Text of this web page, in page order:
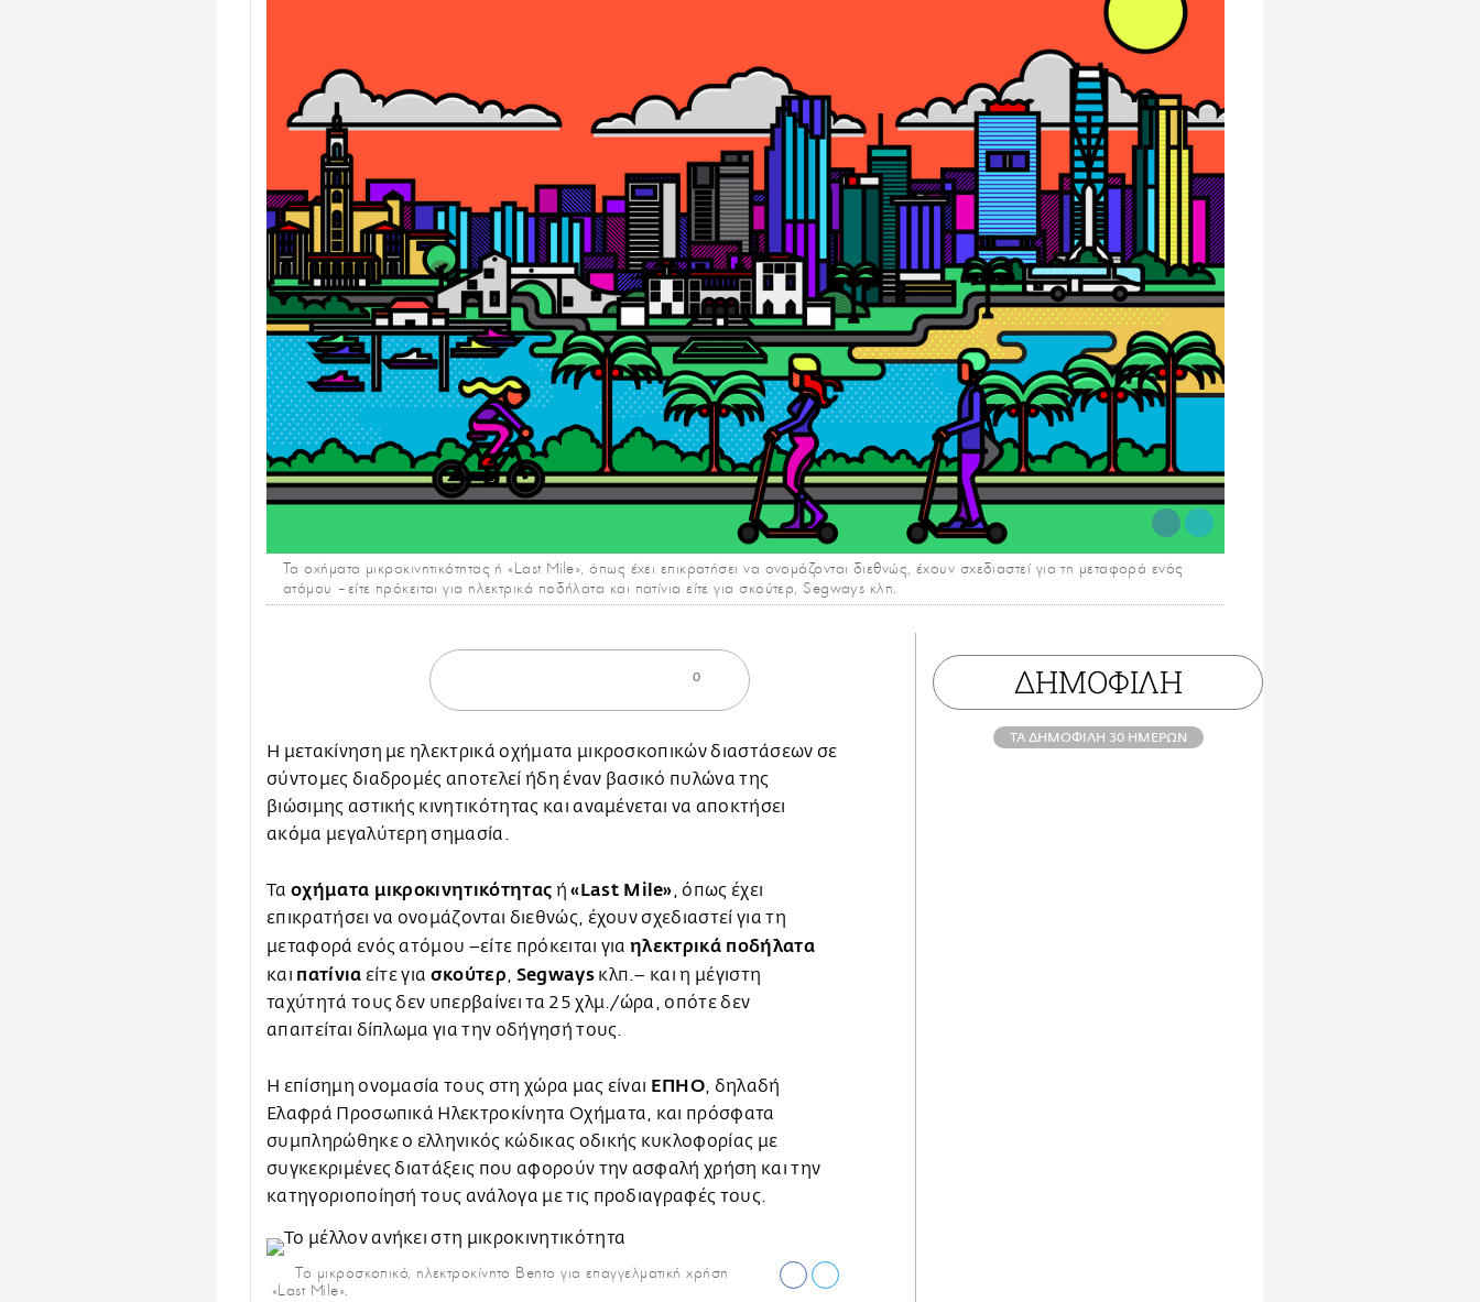
Τα οχήματα μικροκινητικότητας ή «Last Mile», όπως έχει επικρατήσει να ονομάζονται διεθνώς, έχουν σχεδιαστεί για τη μεταφορά ενός
ατόμου –είτε πρόκειται για ηλεκτρικά ποδήλατα και πατίνια είτε για σκούτερ, Segways κλπ.
0
Η μετακίνηση με ηλεκτρικά οχήματα μικροσκοπικών διαστάσεων σε
σύντομες διαδρομές αποτελεί ήδη έναν βασικό πυλώνα της
βιώσιμης αστικής κινητικότητας και αναμένεται να αποκτήσει
ακόμα μεγαλύτερη σημασία.
Τα οχήματα μικροκινητικότητας ή«Last Mile», όπως έχει
επικρατήσει να ονομάζονται διεθνώς, έχουν σχεδιαστεί για τη
μεταφορά ενός ατόμου –είτε πρόκειται γιαηλεκτρικά ποδήλατα
και πατίνια είτε για σκούτερ, Segwaysκλπ.– και η μέγιστη
ταχύτητά τους δεν υπερβαίνει τα 25 χλμ./ώρα, οπότε δεν
απαιτείται δίπλωμα για την οδήγησή τους.
Η επίσημη ονομασία τους στη χώρα μας είναι ΕΠΗΟ, δηλαδή
Ελαφρά Προσωπικά Ηλεκτροκίνητα Οχήματα, και πρόσφατα
συμπληρώθηκε ο ελληνικός κώδικας οδικής κυκλοφορίας με
συγκεκριμένες διατάξεις που αφορούν την ασφαλή χρήση και την
κατηγοριοποίησή τους ανάλογα με τις προδιαγραφές τους.
Το μικροσκοπικό, ηλεκτροκίνητο Bento για επαγγελματική χρήση
«Last Mile».
ΔΗΜΟΦΙΛΗ
ΤΑ ΔΗΜΟΦΙΛΗ 30 ΗΜΕΡΩΝ